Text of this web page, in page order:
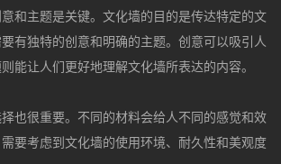
和主题是关键。文化墙的目的是传达特定的文
有独特的创意和明确的主题。创意可以吸引人
能让人们更好地理解文化墙所表达的内容。
也很重要。不同的材料会给人不同的感觉和效
要考虑到文化墙的使用环境、耐久性和美观度